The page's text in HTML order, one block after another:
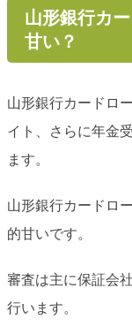
山形銀行カ
甘い？
山形銀行カードロ
イト、さらに年金
ます。
山形銀行カードロ
的甘いです。
審査は主に保証会
行います。